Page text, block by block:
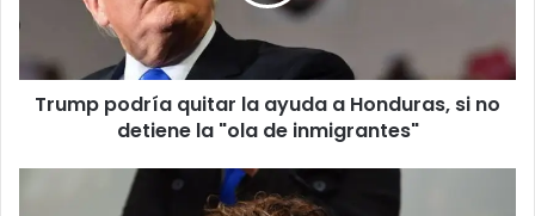
Honduras,
no
detiene
Trump podría quitar la ayuda a Honduras, si no
detiene la "ola de inmigrantes"